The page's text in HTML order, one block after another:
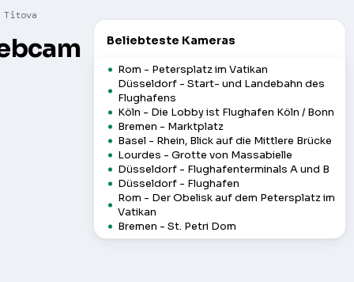
Titova
Beliebteste Kameras
Rom - Petersplatz im Vatikan
Düsseldorf - Start- und Landebahn des
Flughafens
Köln - Die Lobby ist Flughafen Köln / Bonn
Bremen - Marktplatz
Basel - Rhein, Blick auf die Mittlere Brücke
Lourdes - Grotte von Massabielle
Düsseldorf - Flughafenterminals A und B
Düsseldorf - Flughafen
Rom - Der Obelisk auf dem Petersplatz im
Vatikan
Bremen - St. Petri Dom